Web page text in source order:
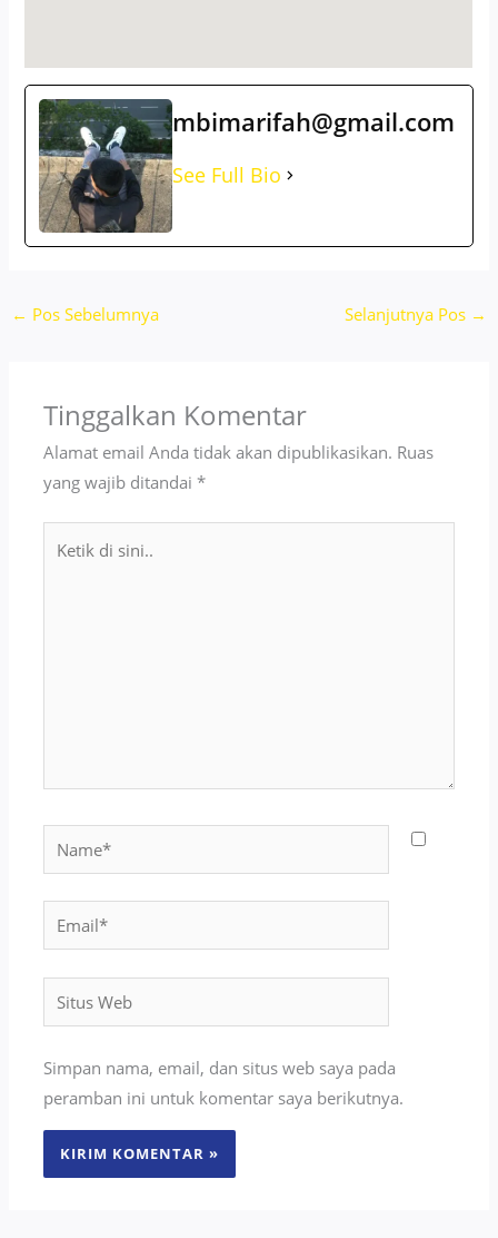
mbimarifah@gmail.com
See Full Bio
← Pos Sebelumnya Selanjutnya Pos →
Tinggalkan Komentar
Alamat email Anda tidak akan dipublikasikan. Ruas
yang wajib ditandai*
Name*
Email*
Web
Simpan nama, email, dan situs web saya pada
peramban ini untuk komentar saya berikutnya.